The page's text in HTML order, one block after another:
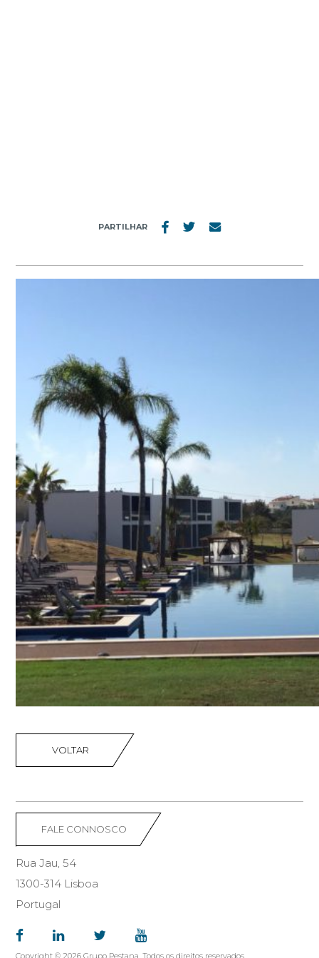
PARTILHAR
VOLTAR
FALE CONNOSCO
Rua Jau, 54
1300-314 Lisboa
Portugal
Copyright © 2026 Grupo Pestana. Todos os direitos reservados.